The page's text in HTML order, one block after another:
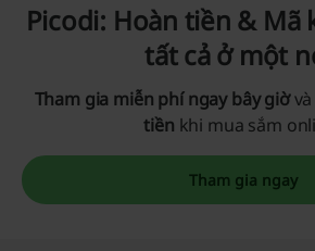
Picodi: Hoàn tiền & Mã
tất cả ở một
Tham gia miễn phí ngay bây giờvà
tiền khi mua sắm
Tham gia ngay